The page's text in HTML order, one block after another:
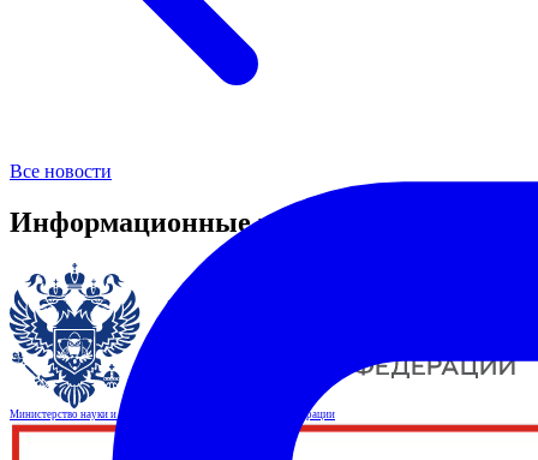
Все новости
Информационные ресурсы
Министерство науки и высшего образования Российской Федерации